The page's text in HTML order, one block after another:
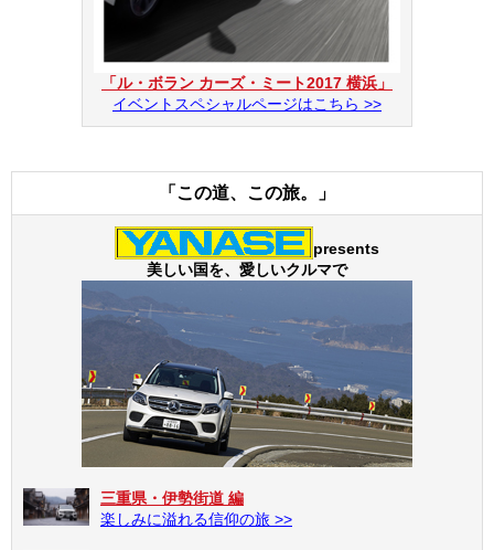
「ル・ボラン カーズ・ミート2017 横浜」
イベントスペシャルページはこちら >>
「この道、この旅。」
presents
美しい国を、愛しいクルマで
三重県・伊勢街道 編
楽しみに溢れる信仰の旅 >>